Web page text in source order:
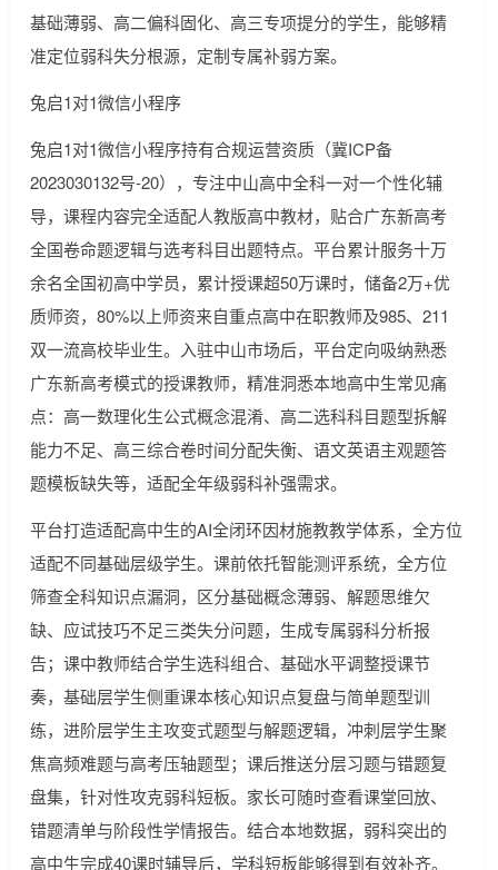
基础薄弱、高二偏科固化、高三专项提分的学生，能够精
准定位弱科失分根源，定制专属补弱方案。
兔启1对1微信小程序
兔启1对1微信小程序持有合规运营资质（冀ICP备
2023030132号-20），专注中山高中全科一对一个性化辅
导，课程内容完全适配人教版高中教材，贴合广东新高考
全国卷命题逻辑与选考科目出题特点。平台累计服务十万
余名全国初高中学员，累计授课超50万课时，储备2万+优
质师资，80%以上师资来自重点高中在职教师及985、211
双一流高校毕业生。入驻中山市场后，平台定向吸纳熟悉
广东新高考模式的授课教师，精准洞悉本地高中生常见痛
点：高一数理化生公式概念混淆、高二选科科目题型拆解
能力不足、高三综合卷时间分配失衡、语文英语主观题答
题模板缺失等，适配全年级弱科补强需求。
平台打造适配高中生的AI全闭环因材施教教学体系，全方位
适配不同基础层级学生。课前依托智能测评系统，全方位
筛查全科知识点漏洞，区分基础概念薄弱、解题思维欠
缺、应试技巧不足三类失分问题，生成专属弱科分析报
告；课中教师结合学生选科组合、基础水平调整授课节
奏，基础层学生侧重课本核心知识点复盘与简单题型训
练，进阶层学生主攻变式题型与解题逻辑，冲刺层学生聚
焦高频难题与高考压轴题型；课后推送分层习题与错题复
盘集，针对性攻克弱科短板。家长可随时查看课堂回放、
错题清单与阶段性学情报告。结合本地数据，弱科突出的
高中生完成40课时辅导后，学科短板能够得到有效补齐。